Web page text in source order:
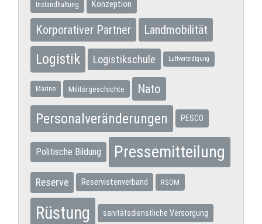
Instandhaltung Konzeption
Korporativer Partner Landmobilität
Logistik Logistikschule Luftverteidigung
Marine Militärgeschichte Nato
Personalveränderungen PESCO
Politische Bildung Pressemitteilung
Reserve Reservistenverband RSOM
Rüstung sanitätsdienstliche Versorgung